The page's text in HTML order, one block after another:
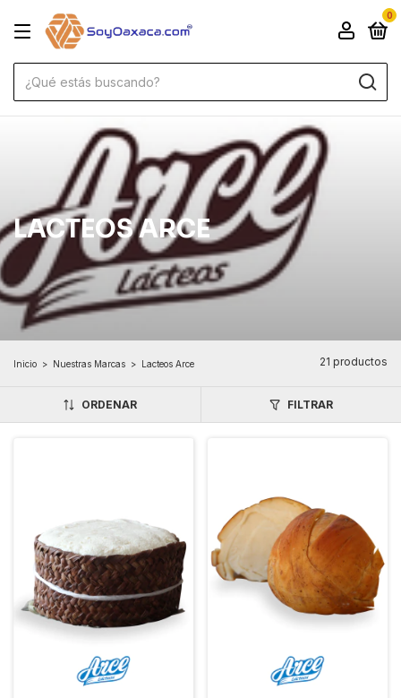
0
LACTEOS ARCE
Inicio > Nuestras Marcas > Lacteos Arce 21 productos
ORDENAR FILTRAR